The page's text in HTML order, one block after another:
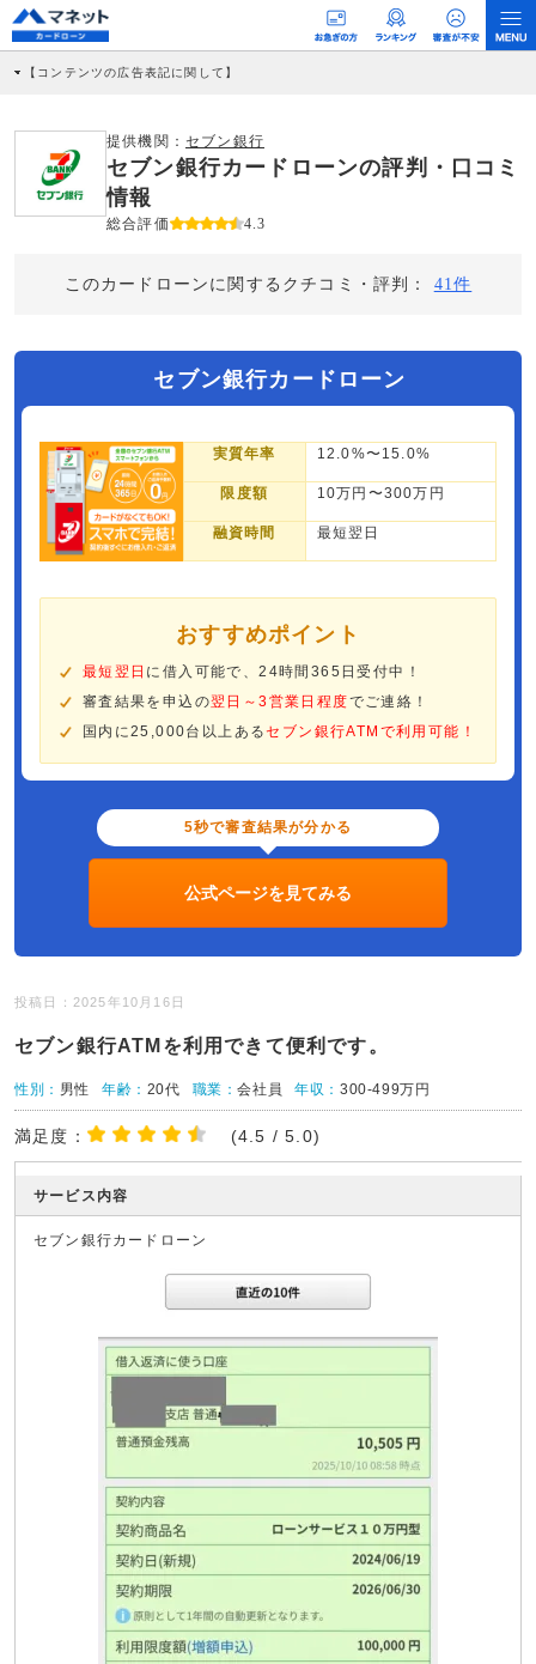
【コンテンツの広告表記に関して】
社に対して企業から紹介報酬が支払われるという収益モデルです。 ただし、特定の
商品を根拠なくPRするものではなく、当編集部の調査／ユーザーへの口コミ収集な
どに基づき、公平性を担保した情報提供を行っています。
>提携企業一覧
提供機関： セブン銀行
セブン銀行カードローンの評判・口コミ
情報
総合評価 4.3
このカードローンに関するクチコミ・評判： 41件
セブン銀行カードローン
実質年率 12.0%〜15.0%
限度額 10万円〜300万円
融資時間 最短翌日
おすすめポイント
最短翌日 に借入可能で、24時間365日受付中！
審査結果を申込の翌日～3営業日程度でご連絡！
国内に25,000台以上あるセブン銀行ATMで利用可能！
5秒で審査結果が分かる
公式ページを見てみる
投稿日：2025年10月16日
セブン銀行ATMを利用できて便利です。
性別： 男性 年齢： 20代 職業：会社員 年収：300-499万円
満足度： (4.5 / 5.0)
サービス内容
セブン銀行カードローン